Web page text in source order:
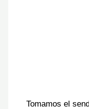
Tomamos el